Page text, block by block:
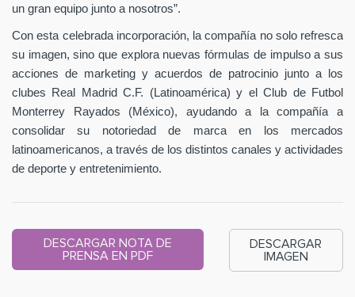
un gran equipo junto a nosotros”.
Con esta celebrada incorporación, la compañía no solo refresca
su imagen, sino que explora nuevas fórmulas de impulso a sus
acciones de marketing y acuerdos de patrocinio junto a los
clubes Real Madrid C.F. (Latinoamérica) y el Club de Futbol
Monterrey Rayados (México), ayudando a la compañía a
consolidar su notoriedad de marca en los mercados
latinoamericanos, a través de los distintos canales y actividades
de deporte y entretenimiento.
DESCARGAR NOTA DE
PRENSA EN PDF
DESCARGAR
IMAGEN